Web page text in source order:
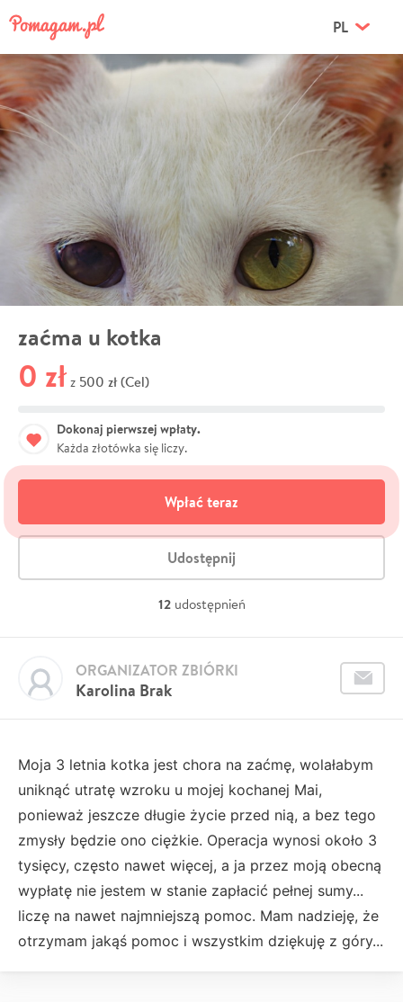
PL
zaćma u kotka
0 zł z 500 zł (Cel)
Dokonaj pierwszej wpłaty.
Każda złotówka się liczy.
Wpłać teraz
Udostępnij
12 udostępnień
Karolina Brak
ORGANIZATOR ZBIÓRKI
Moja 3 letnia kotka jest chora na zaćmę, wolałabym
uniknąć utratę wzroku u mojej kochanej Mai,
ponieważ jeszcze długie życie przed nią, a bez tego
zmysły będzie ono ciężkie. Operacja wynosi około 3
tysięcy, często nawet więcej, a ja przez moją obecną
wypłatę nie jestem w stanie zapłacić pełnej sumy...
liczę na nawet najmniejszą pomoc. Mam nadzieję, że
otrzymam jakąś pomoc i wszystkim dziękuję z góry...